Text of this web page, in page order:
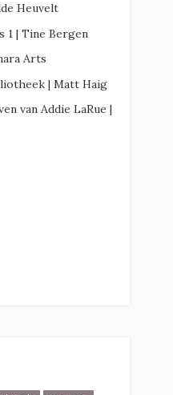
Heuvelt
1 | Tine Bergen
Arts
| Matt Haig
van Addie LaRue |